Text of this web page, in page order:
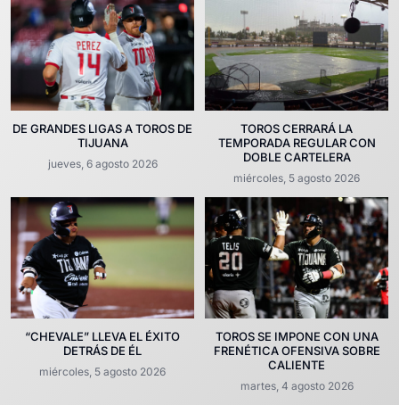
DE GRANDES LIGAS A TOROS DE
TIJUANA
jueves, 6 agosto 2026
TOROS CERRARÁ LA
TEMPORADA REGULAR CON
DOBLE CARTELERA
miércoles, 5 agosto 2026
“CHEVALE” LLEVA EL ÉXITO
DETRÁS DE ÉL
miércoles, 5 agosto 2026
TOROS SE IMPONE CON UNA
FRENÉTICA OFENSIVA SOBRE
CALIENTE
martes, 4 agosto 2026